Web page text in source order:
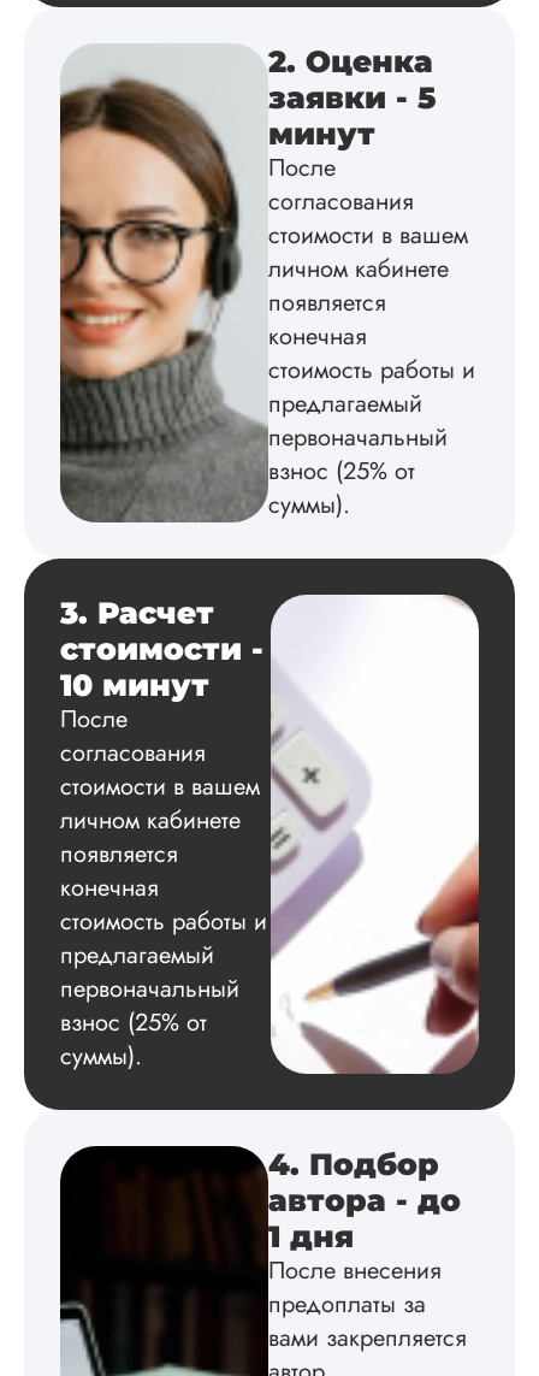
Дана
Дата:
У меня не будет
гневного или
именами. Авторы
здесь – хорошие
исполнители, но
с небес не хватает,
если есть
ТЗ, то его
физической ку...
Читать полный
2024-08-19
Не очень
понравилось,
не очень
Сначала мне
показалось, что
менеджер надо
издевается, когда
спросила, если ли
был бы, сама бы
написала. В любом
случае, каждую
отправляла на
Читать полный
2. Оценка
заявки - 5
минут
После
согласования
стоимости в вашем
личном кабинете
появляется
конечная
стоимость работы и
предлагаемый
первоначальный
взнос (25% от
суммы).
3. Расчет
стоимости -
10 минут
После
согласования
стоимости в вашем
личном кабинете
появляется
конечная
стоимость работы и
предлагаемый
первоначальный
взнос (25% от
суммы).
4. Подбор
автора - до
1 дня
После внесения
предоплаты за
вами закрепляется